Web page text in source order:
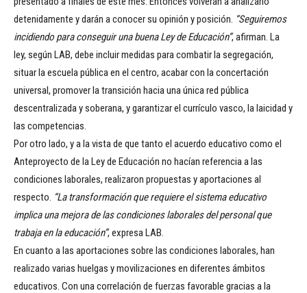
detenidamente y darán a conocer su opinión y posición. “Seguiremos
incidiendo para conseguir una buena Ley de Educación”, afirman. La
ley, según LAB, debe incluir medidas para combatir la segregación,
situar la escuela pública en el centro, acabar con la concertación
universal, promover la transición hacia una única red pública
descentralizada y soberana, y garantizar el currículo vasco, la laicidad y
las competencias.
Por otro lado, y a la vista de que tanto el acuerdo educativo como el
Anteproyecto de la Ley de Educación no hacían referencia a las
condiciones laborales, realizaron propuestas y aportaciones al
respecto. “La transformación que requiere el sistema educativo
implica una mejora de las condiciones laborales del personal que
trabaja en la educación”, expresa LAB.
En cuanto a las aportaciones sobre las condiciones laborales, han
realizado varias huelgas y movilizaciones en diferentes ámbitos
educativos. Con una correlación de fuerzas favorable gracias a la